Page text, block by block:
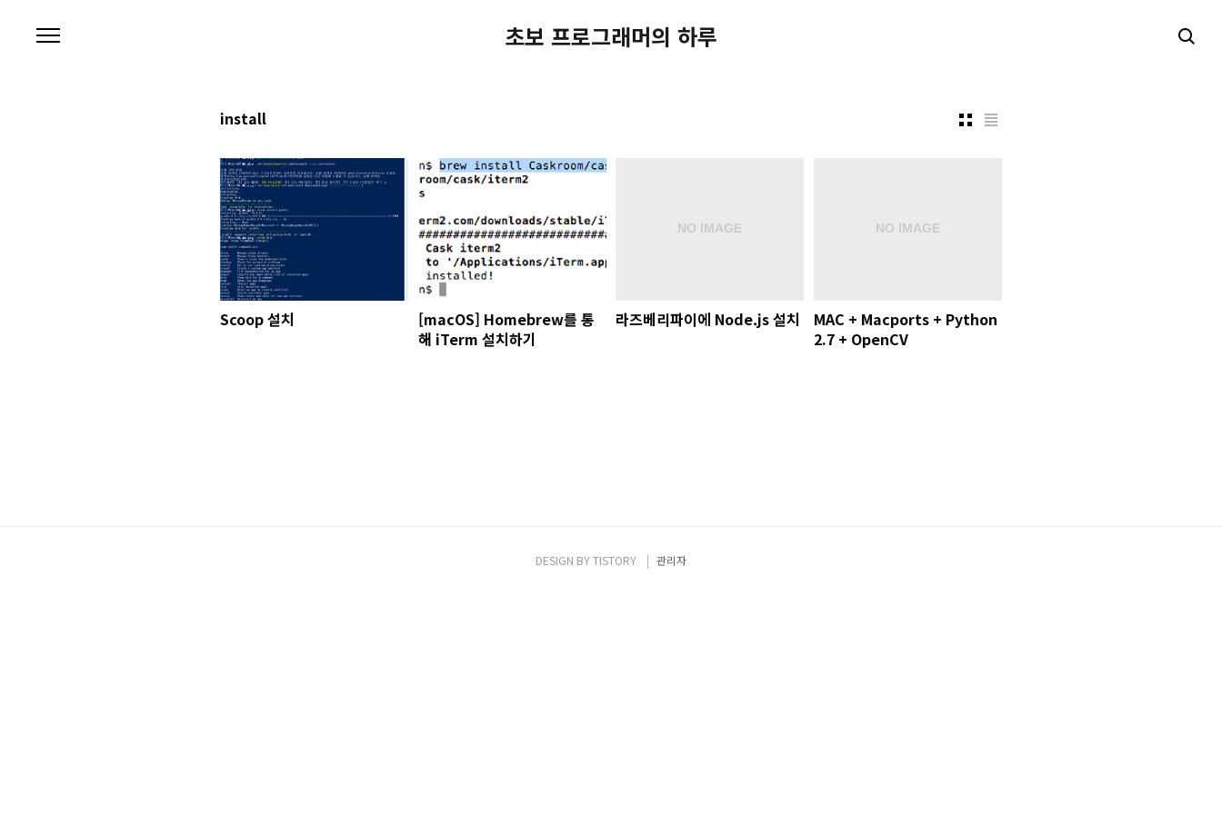
초보 프로그래머의 하루
install
Scoop 설치
[macOS] Homebrew를 통
해 iTerm 설치하기
라즈베리파이에 Node.js 설치
MAC + Macports + Python
2.7 + OpenCV
DESIGN BYTISTORY 관리자